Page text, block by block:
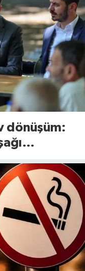
dönüşüm: